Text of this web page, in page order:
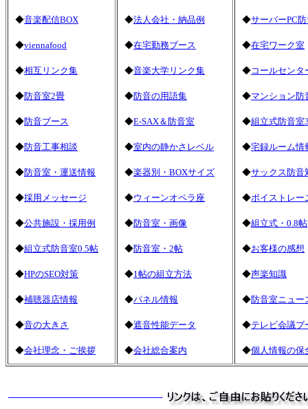
◆音楽配信BOX
◆viennafood
◆相互リンク集
◆防音室2畳
◆防音ブース
◆防音工事相談
◆防音室・運送情報
◆採用メッセージ
◆公共施設・採用例
◆組立式防音室0.5帖
◆HPのSEO対策
◆補聴器店情報
◆音の大きさ
◆会社理念・ご挨拶
◆法人会社・納品例
◆在宅勤務ブース
◆音楽大学リンク集
◆防音の用語集
◆E-SAX＆防音室
◆室内の静かさレベル
◆楽器別・BOXサイズ
◆ウィーンオペラ座
◆防音室・画像
◆防音室・2帖
◆1帖の組立方法
◆パネル情報
◆遮音性能データ
◆会社総合案内
◆サーバーPC
◆在宅ワーク室
◆コールセンタ
◆マンション防
◆組立式防音室
◆宅録ルーム情
◆サックス防音
◆ボイストレー
◆組立式・0.8帖
◆お客様の感想
◆声楽知識
◆防音室ニュー
◆テレビ会議ブ
◆個人情報の保